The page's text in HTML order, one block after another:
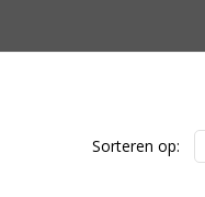
Sorteren op: